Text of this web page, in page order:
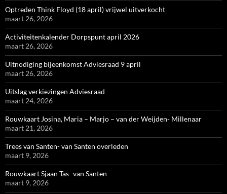
Optreden Think Floyd (18 april) vrijwel uitverkocht
maart 26, 2026
Activiteitenkalender Dorpspunt april 2026
maart 26, 2026
Uitnodiging bijeenkomst Adviesraad 9 april
maart 26, 2026
Uitslag verkiezingen Adviesraad
maart 24, 2026
Rouwkaart Josina, Maria – Marjo – van der Weijden- Millenaar
maart 21, 2026
Trees van Santen- van Santen overleden
maart 9, 2026
Rouwkaart Sjaan Tas- van Santen
maart 9, 2026